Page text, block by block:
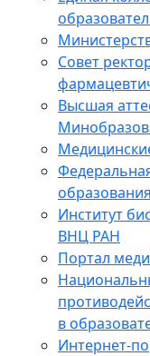
Совет
Высшая
образования
Институт
ВНЦ РАН
Портал
в
Интернет-